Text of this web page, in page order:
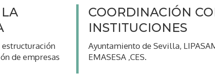
de empresas
COORDINACIÓN
INSTITUCIONES
Ayuntamiento de Sevilla,
EMASESA ,CES.